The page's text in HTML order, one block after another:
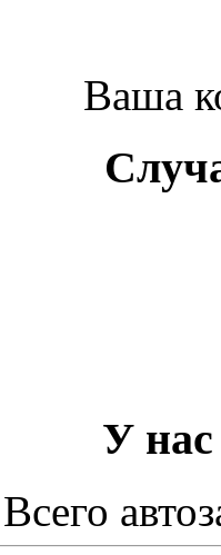
Ваша
У
Всего